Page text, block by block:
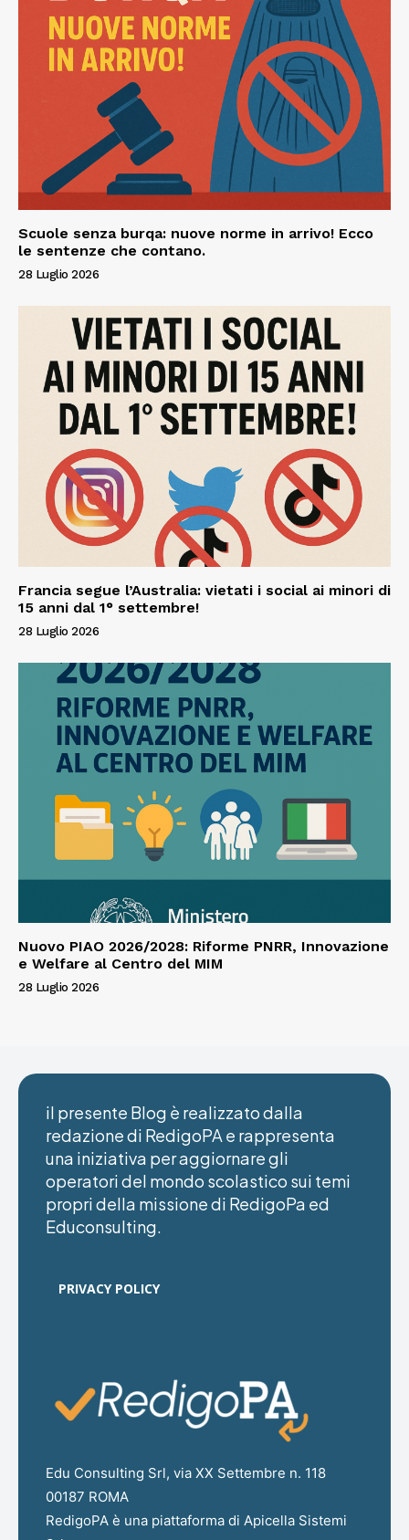
Scuole senza burqa: nuove norme in arrivo! Ecco
le sentenze che contano.
28 Luglio 2026
Francia segue l’Australia: vietati i social ai minori di
15 anni dal 1° settembre!
28 Luglio 2026
Nuovo PIAO 2026/2028: Riforme PNRR, Innovazione
e Welfare al Centro del MIM
28 Luglio 2026
il presente Blog è realizzato dalla
redazione di RedigoPA e rappresenta
una iniziativa per aggiornare gli
operatori del mondo scolastico sui temi
propri della missione di RedigoPa ed
Educonsulting.
PRIVACY POLICY
Edu Consulting Srl, via XX Settembre n. 118
00187 ROMA
RedigoPA è una piattaforma di Apicella Sistemi